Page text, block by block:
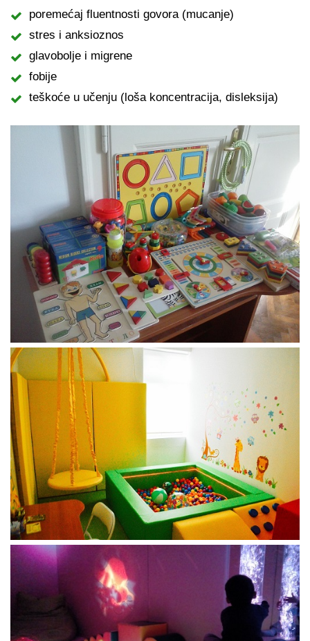
poremećaj fluentnosti govora (mucanje)
stres i anksioznos
glavobolje i migrene
fobije
teškoće u učenju (loša koncentracija, disleksija)